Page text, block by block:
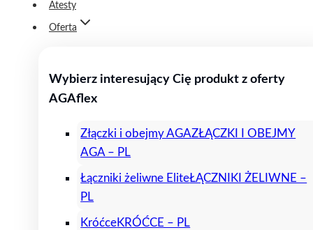
Atesty
Oferta
Wybierz interesujący Cię produkt z oferty
AGAflex
Złączki i obejmy AGAZŁĄCZKI I OBEJMY
AGA – PL
Łączniki żeliwne EliteŁĄCZNIKI ŻELIWNE –
PL
KróćceKRÓĆCE – PL